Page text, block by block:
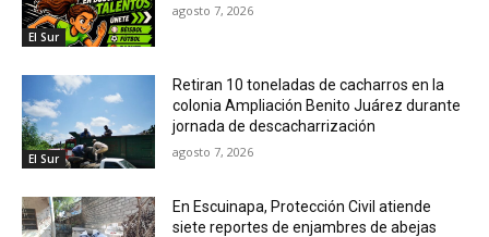
El Sur
agosto 7, 2026
El Sur
Retiran 10 toneladas de cacharros en la
colonia Ampliación Benito Juárez durante
jornada de descacharrización
agosto 7, 2026
En Escuinapa, Protección Civil atiende
siete reportes de enjambres de abejas